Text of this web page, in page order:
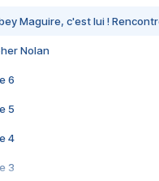
Maguire, c'est lui !
Nolan
6
5
4
3